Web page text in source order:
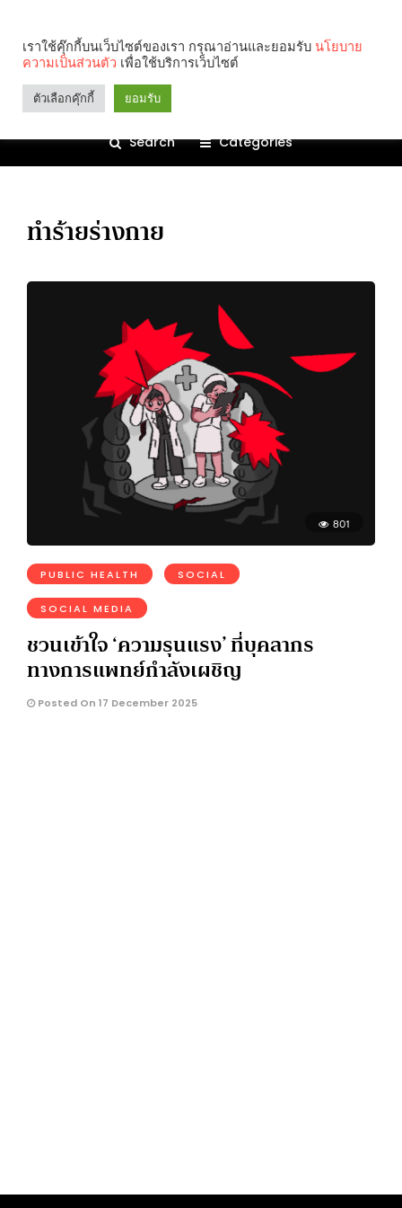
Search Categories
ทำร้ายร่างกาย
801
PUBLIC HEALTH SOCIAL
SOCIAL MEDIA
ชวนเข้าใจ ‘ความรุนแรง’ ที่บุคลากร
ทางการแพทย์กำลังเผชิญ
Posted On 17 December 2025
เราใช้คุ๊กกี้บนเว็บไซต์ของเรา กรุณาอ่านและยอมรับ นโยบาย
ความเป็นส่วนตัว เพื่อใช้บริการเว็บไซต์
ตัวเลือกคุ๊กกี้ ยอมรับ